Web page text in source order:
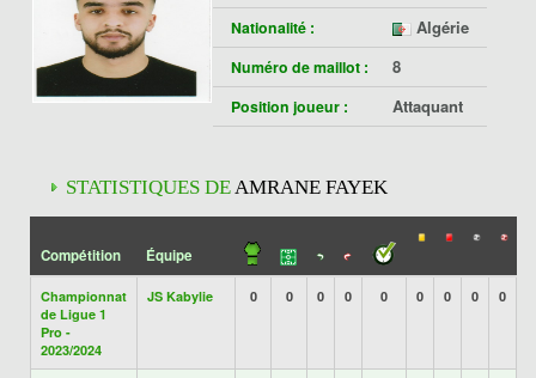
Nationalité : Algérie
Numéro de maillot : 8
Position joueur : Attaquant
STATISTIQUES DEAMRANE FAYEK
Compétition Équipe
Championnat
de Ligue 1
Pro -
2023/2024
JS Kabylie 0 0 0 0 0 0 0 0 0